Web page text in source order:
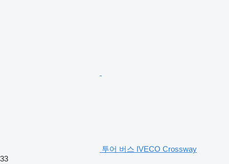
투어 버스 IVECO Crossway
33